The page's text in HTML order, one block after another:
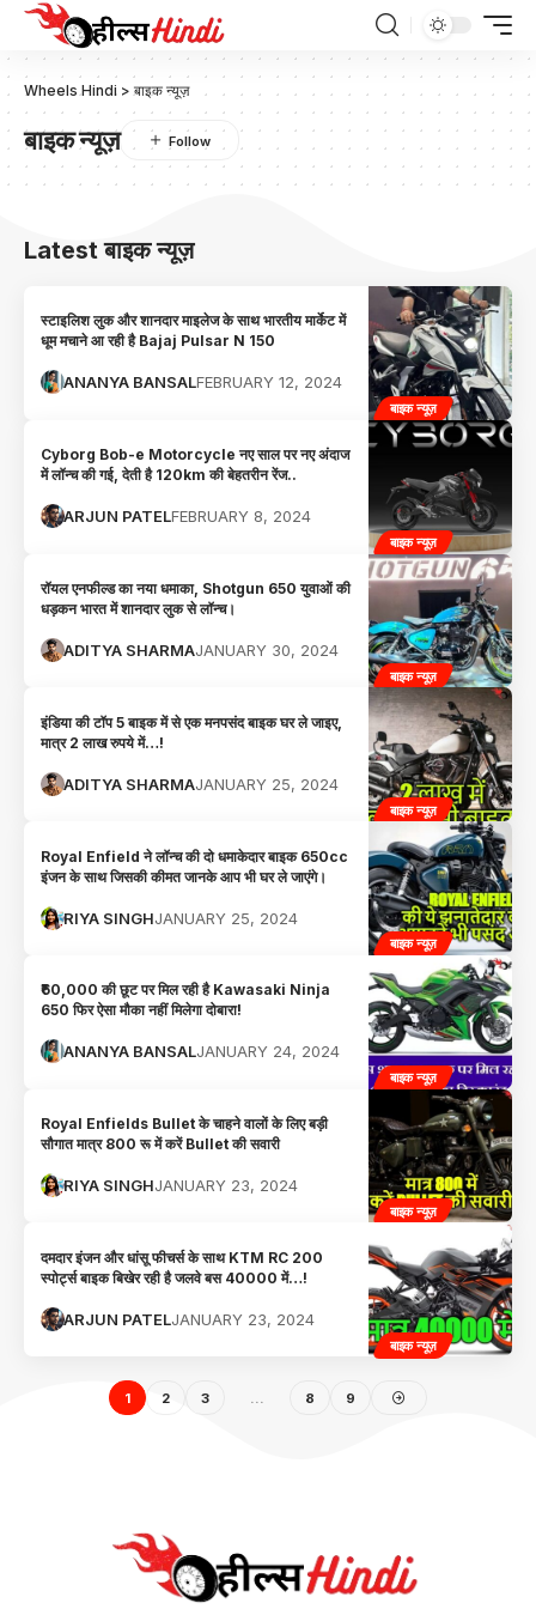
Wheels Hindi >बाइक न्यूज़
बाइक न्यूज़
Latest बाइक न्यूज़
बाइक न्यूज़
स्टाइलिश लुक और शानदार माइलेज के साथ भारतीय मार्केट में
धूम मचाने आ रही है Bajaj Pulsar N 150
ANANYA BANSALFEBRUARY 12, 2024
बाइक न्यूज़
Cyborg Bob-e Motorcycle नए साल पर नए अंदाज
में लॉन्च की गई, देती है 120km की बेहतरीन रेंज..
ARJUN PATELFEBRUARY 8, 2024
बाइक न्यूज़
रॉयल एनफील्ड का नया धमाका, Shotgun 650 युवाओं की
धड़कन भारत में शानदार लुक से लॉन्च।
ADITYA SHARMAJANUARY 30, 2024
बाइक न्यूज़
इंडिया की टॉप 5 बाइक में से एक मनपसंद बाइक घर ले जाइए,
मात्र 2 लाख रुपये में…!
ADITYA SHARMAJANUARY 25, 2024
बाइक न्यूज़
Royal Enfield ने लॉन्च की दो धमाकेदार बाइक 650cc
इंजन के साथ जिसकी कीमत जानके आप भी घर ले जाएंगे।
RIYA SINGHJANUARY 25, 2024
बाइक न्यूज़
₹60,000 की छूट पर मिल रही है Kawasaki Ninja
650 फिर ऐसा मौका नहीं मिलेगा दोबारा!
ANANYA BANSALJANUARY 24, 2024
बाइक न्यूज़
Royal Enfields Bullet के चाहने वालों के लिए बड़ी
सौगात मात्र 800 रू में करें Bullet की सवारी
RIYA SINGHJANUARY 23, 2024
बाइक न्यूज़
दमदार इंजन और धांसू फीचर्स के साथ KTM RC 200
स्पोर्ट्स बाइक बिखेर रही है जलवे बस 40000 में…!
ARJUN PATELJANUARY 23, 2024
1 2 3 8 9